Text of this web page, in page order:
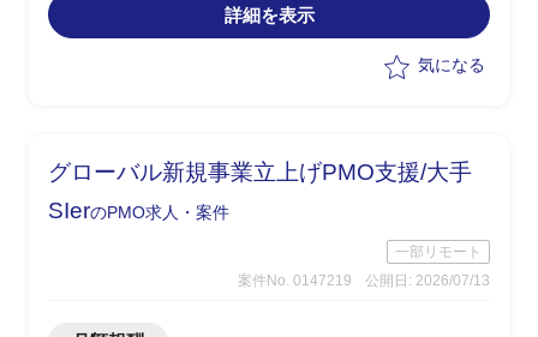
・導入ベンダーへの対応、進捗管理、課
・クライアントへの状況報告、説明支援
管理/経費)領域の導入支援全般
詳細を表示
気になる
グローバル新規事業立上げPMO支援/大手
SIerのPMO求人・案件
一部リモート
案件No. 0147219
公開日: 2026/07/13